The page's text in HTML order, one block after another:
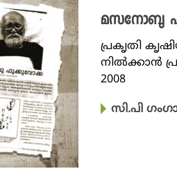
മസനോബു
പ്രകൃതി
നിൽക്കാൻ
2008
സി.പി